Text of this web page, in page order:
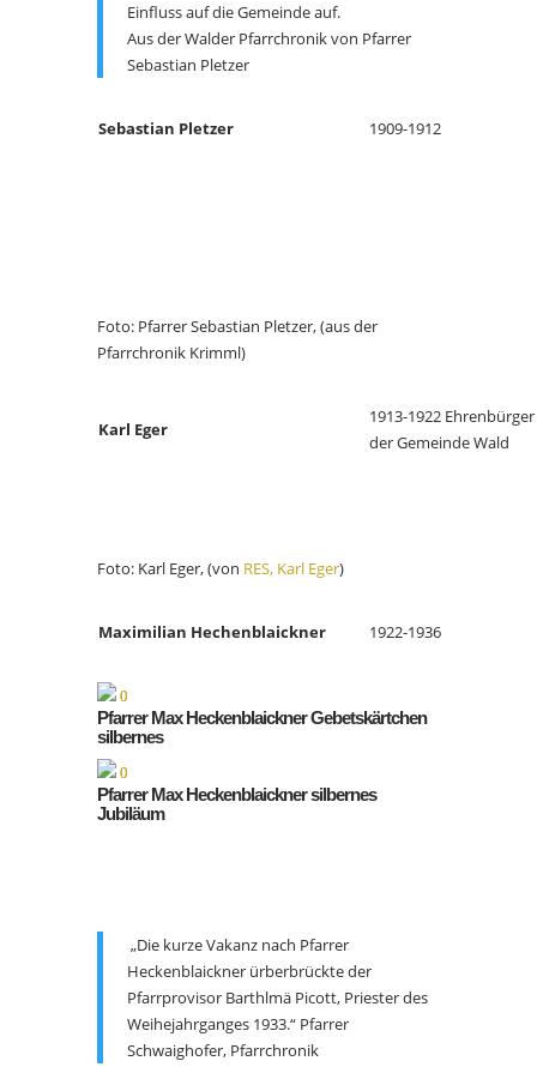
Einfluss auf die Gemeinde auf.
Aus der Walder Pfarrchronik von Pfarrer
Sebastian Pletzer
Sebastian Pletzer 1909-1912
Foto: Pfarrer Sebastian Pletzer, (aus der
Pfarrchronik Krimml)
Karl Eger
1913-1922 Ehrenbürger
der Gemeinde Wald
Foto: Karl Eger, (von RES, Karl Eger)
Maximilian Hechenblaickner 1922-1936
Pfarrer Max Heckenblaickner Gebetskärtchen
silbernes
Pfarrer Max Heckenblaickner silbernes
Jubiläum
„Die kurze Vakanz nach Pfarrer
Heckenblaickner ürberbrückte der
Pfarrprovisor Barthlmä Picott, Priester des
Weihejahrganges 1933.“ Pfarrer
Schwaighofer, Pfarrchronik